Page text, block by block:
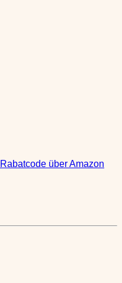
über Amazon